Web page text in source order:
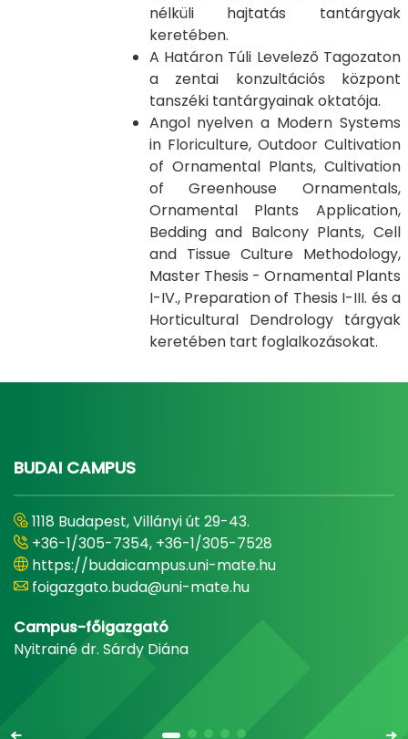
nélküli hajtatás tantárgyak
keretében.
A Határon Túli Levelező Tagozaton
a zentai konzultációs központ
tanszéki tantárgyainak oktatója.
Angol nyelven a Modern Systems
in Floriculture, Outdoor Cultivation
of Ornamental Plants, Cultivation
of Greenhouse Ornamentals,
Ornamental Plants Application,
Bedding and Balcony Plants, Cell
and Tissue Culture Methodology,
Master Thesis - Ornamental Plants
I-IV., Preparation of Thesis I-III. és a
Horticultural Dendrology tárgyak
keretében tart foglalkozásokat.
BUDAI CAMPUS
1118 Budapest, Villányi út 29-43.
+36-1/305-7354, +36-1/305-7528
https://budaicampus.uni-mate.hu
foigazgato.buda@uni-mate.hu
Campus-főigazgató
Nyitrainé dr. Sárdy Diána